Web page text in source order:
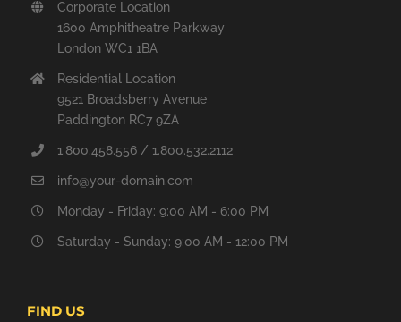
Corporate Location
1600 Amphitheatre Parkway
London WC1 1BA
Residential Location
9521 Broadsberry Avenue
Paddington RC7 9ZA
1.800.458.556 / 1.800.532.2112
info@your-domain.com
Monday - Friday: 9:00 AM - 6:00 PM
Saturday - Sunday: 9:00 AM - 12:00 PM
FIND US